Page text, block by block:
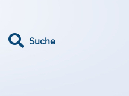
Suche